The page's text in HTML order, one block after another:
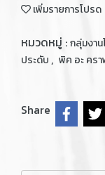
เพิ่มรายการโปรด
หมวดหมู่ :กลุ่มงาน
ประดับ , พิค อะ คร
Share